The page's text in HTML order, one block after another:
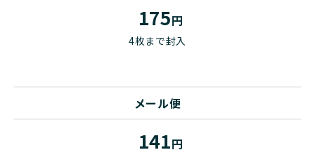
175円
4枚まで封入
メール便
141円